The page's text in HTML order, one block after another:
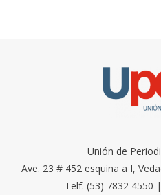
Unión de
Ave. 23 # 452 esquina a I,
Telf. (53) 7832 4550